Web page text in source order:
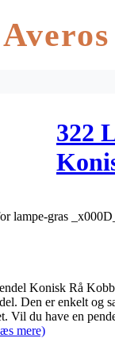
Averos
322
lampe-gras _x000D_
Konisk Rå
Den er enkelt og
Vil du have en
mere)